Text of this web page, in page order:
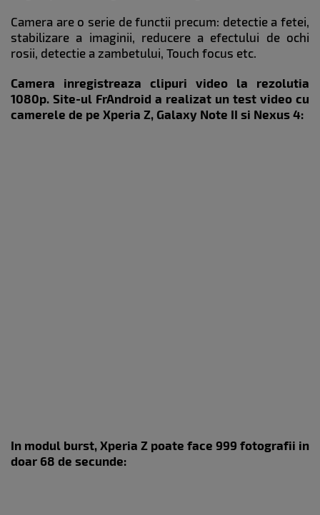
Camera are o serie de functii precum: detectie a fetei,
stabilizare a imaginii, reducere a efectului de ochi
rosii, detectie a zambetului, Touch focus etc.
Camera inregistreaza clipuri video la rezolutia
1080p. Site-ul FrAndroid a realizat un test video cu
camerele de pe Xperia Z, Galaxy Note II si Nexus 4:
In modul burst, Xperia Z poate face 999 fotografii in
doar 68 de secunde: